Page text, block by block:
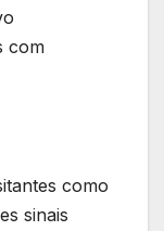
com
como
sinais